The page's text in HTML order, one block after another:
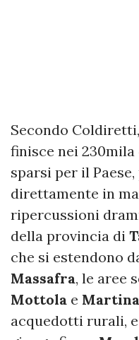
Secondo
finisce nei
sparsi per il
direttamente in
ripercussioni
della provincia di
che si estendono
Massafra, le aree
Mottola e
acquedotti rurali,